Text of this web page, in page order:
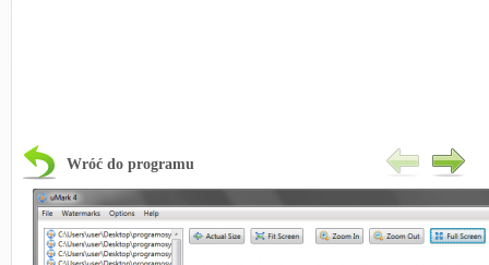
Wróć do programu